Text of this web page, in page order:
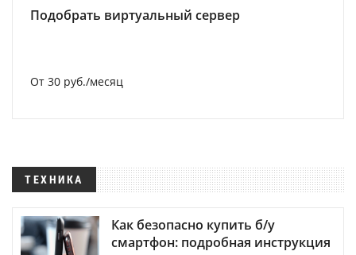
Подобрать виртуальный сервер
От 30 руб./месяц
ТЕХНИКА
Как безопасно купить б/у
смартфон: подробная инструкция